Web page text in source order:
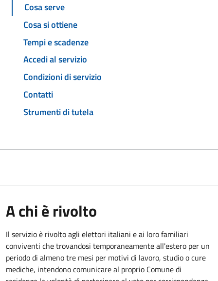
Cosa serve
Cosa si ottiene
Tempi e scadenze
Accedi al servizio
Condizioni di servizio
Contatti
Strumenti di tutela
A chi è rivolto
Il servizio è rivolto agli elettori italiani e ai loro familiari
conviventi che trovandosi temporaneamente all'estero per un
periodo di almeno tre mesi per motivi di lavoro, studio o cure
mediche, intendono comunicare al proprio Comune di